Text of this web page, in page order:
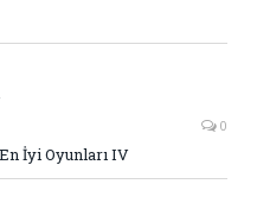
0
İyi Oyunları IV